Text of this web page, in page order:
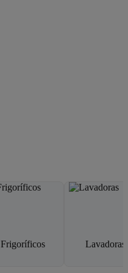
Frigoríficos Lavadoras